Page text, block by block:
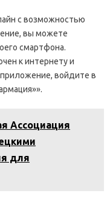
с возможностью
вы можете
смартфона.
к интернету и
войдите в
Ассоциация
для